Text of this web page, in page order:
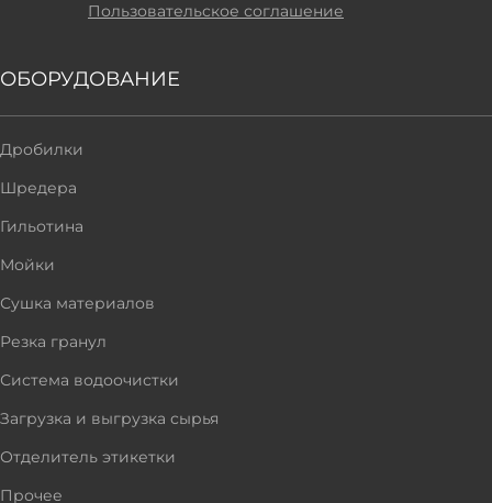
Пользовательское соглашение
ОБОРУДОВАНИЕ
Дробилки
Шредера
Гильотина
Мойки
Сушка материалов
Резка гранул
Система водоочистки
Загрузка и выгрузка сырья
Отделитель этикетки
Прочее